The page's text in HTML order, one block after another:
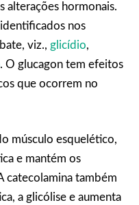
alterações hormonais.
nos
viz., glicídio,
. O glucagon tem efeitos
que ocorrem no
músculo esquelético,
e mantém os
catecolamina também
a glicólise e aumenta